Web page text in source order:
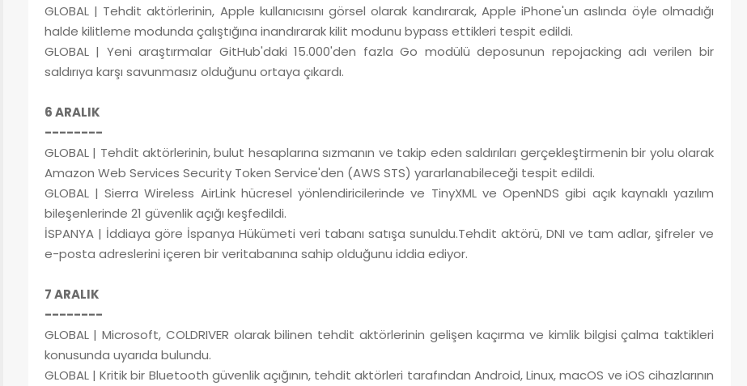
GLOBAL | Tehdit aktörlerinin, Apple kullanıcısını görsel olarak kandırarak, Apple iPhone'un aslında öyle olmadığı
halde kilitleme modunda çalıştığına inandırarak kilit modunu bypass ettikleri tespit edildi.
GLOBAL | Yeni araştırmalar GitHub'daki 15.000'den fazla Go modülü deposunun repojacking adı verilen bir
saldırıya karşı savunmasız olduğunu ortaya çıkardı.
6 ARALIK
--------
GLOBAL | Tehdit aktörlerinin, bulut hesaplarına sızmanın ve takip eden saldırıları gerçekleştirmenin bir yolu olarak
Amazon Web Services Security Token Service'den (AWS STS) yararlanabileceği tespit edildi.
GLOBAL | Sierra Wireless AirLink hücresel yönlendiricilerinde ve TinyXML ve OpenNDS gibi açık kaynaklı yazılım
bileşenlerinde 21 güvenlik açığı keşfedildi.
İSPANYA | İddiaya göre İspanya Hükümeti veri tabanı satışa sunuldu.Tehdit aktörü, DNI ve tam adlar, şifreler ve
e-posta adreslerini içeren bir veritabanına sahip olduğunu iddia ediyor.
7 ARALIK
--------
GLOBAL | Microsoft, COLDRIVER olarak bilinen tehdit aktörlerinin gelişen kaçırma ve kimlik bilgisi çalma taktikleri
konusunda uyarıda bulundu.
GLOBAL | Kritik bir Bluetooth güvenlik açığının, tehdit aktörleri tarafından Android, Linux, macOS ve iOS cihazlarının